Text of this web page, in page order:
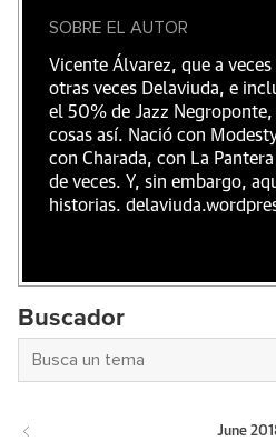
SOBRE EL AUTOR
Vicente Álvarez, que a
otras veces Delaviuda, e
el 50% de Jazz Negroponte,
cosas así. Nació con
con Charada, con La
de veces. Y, sin embargo,
historias.
Buscador
June